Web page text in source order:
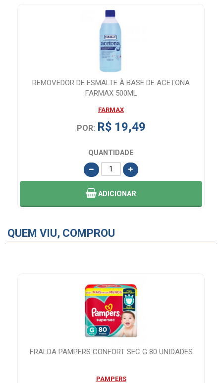
REMOVEDOR DE ESMALTE À BASE DE ACETONA
FARMAX 500ML
FARMAX
POR: R$ 19,49
QUANTIDADE
ADICIONAR
QUEM VIU, COMPROU
FRALDA PAMPERS CONFORT SEC G 80 UNIDADES
PAMPERS